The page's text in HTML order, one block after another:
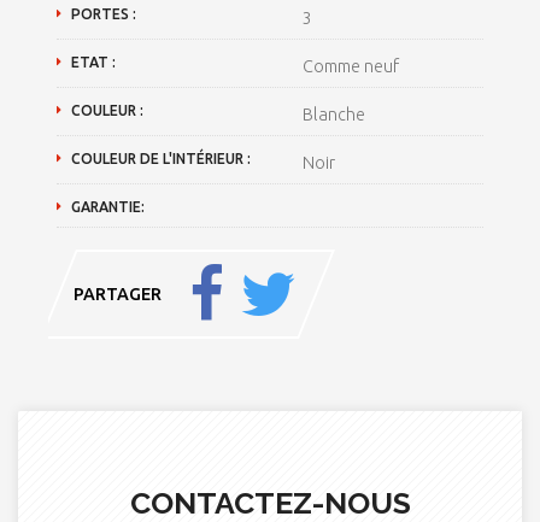
PORTES : 3
ETAT : Comme neuf
COULEUR : Blanche
COULEUR DE L'INTÉRIEUR : Noir
GARANTIE:
PARTAGER
CONTACTEZ-NOUS